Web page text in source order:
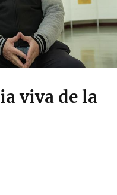
viva de la